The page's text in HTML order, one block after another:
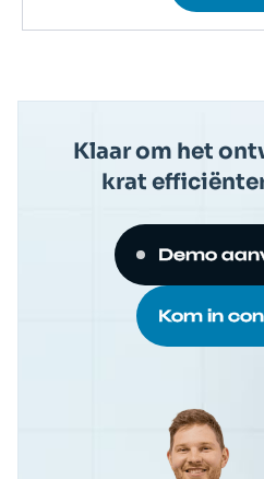
Klaar om het
krat
Demo
Kom in